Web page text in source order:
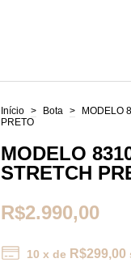
Início > Bota >
MODELO
PRETO
MODELO
STRETCH
R$2.990,00
10 x de R$299,00